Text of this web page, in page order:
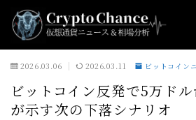
MENU
ビットコインニュース
2026.03.06 2026.03.11 ビットコイン
ビットコイン反発で5万ド
が示す次の下落シナリオ